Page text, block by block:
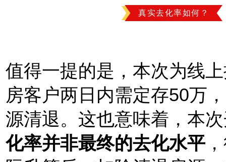
真实去化率如何？
值得一提的是，本次为线
房客户两日内需定存50万
源清退。这也意味着 ，本
化率并非最终的去化水平